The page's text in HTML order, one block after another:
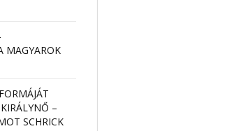
MAGYAROK
–
SCHRICK